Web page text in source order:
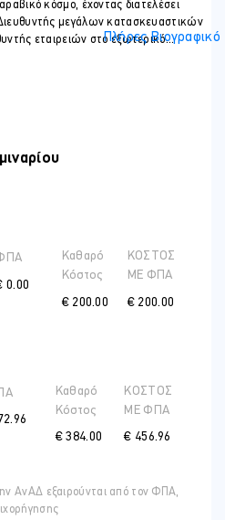
κόσμο, έχοντας διατελέσει
μεγάλων κατασκευαστικών
εταιρειών στο εξωτερικό...
Πλήρες Βιογραφικό
0.00
Καθαρό
Κόστος
€ 200.00
ΚΟΣΤΟΣ
ME ΦΠΑ
€ 200.00
Καθαρό
Κόστος
€ 384.00
ΚΟΣΤΟΣ
ME ΦΠΑ
€ 456.96
ΑνΑΔ εξαιρούνται από τον ΦΠΑ,